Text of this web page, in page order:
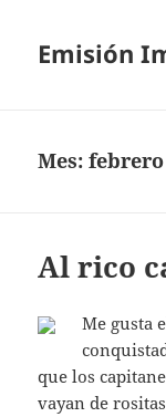
Emisión
Mes:febrero
Al rico
Me gusta
que los
vayan de